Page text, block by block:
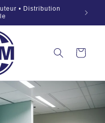
• Distribution
Panier